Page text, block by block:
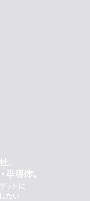
、
半導体、
ットに
たい